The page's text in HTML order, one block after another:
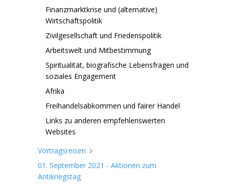
Finanzmarktkrise und (alternative)
Wirtschaftspolitik
Zivilgesellschaft und Friedenspolitik
Arbeitswelt und Mitbestimmung
Spiritualität, biografische Lebensfragen und
soziales Engagement
Afrika
Freihandelsabkommen und fairer Handel
Links zu anderen empfehlenswerten
Websites
Vortragsreisen
01. September 2021 - Aktionen zum
Antikriegstag